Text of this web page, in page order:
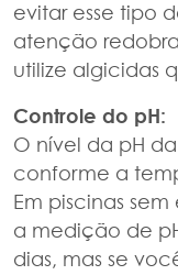
evitar esse tipo
atenção
utilize algicidas
Controle do pH:
O nível da pH
conforme a
Em piscinas
a medição de
dias, mas se